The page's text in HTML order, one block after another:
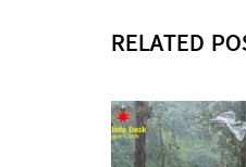
RELATED